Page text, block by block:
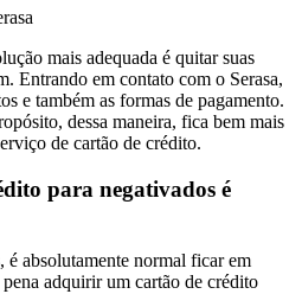
mais adequada é quitar suas
Entrando em contato com o Serasa,
e também as formas de pagamento.
dessa maneira, fica bem mais
de cartão de crédito.
para negativados é
é absolutamente normal ficar em
adquirir um cartão de crédito